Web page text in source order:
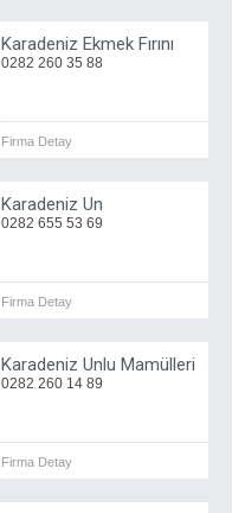
Karadeniz Ekmek Fırını
0282 260 35 88
Firma Detay
Karadeniz Un
0282 655 53 69
Firma Detay
Karadeniz Unlu Mamülleri
0282 260 14 89
Firma Detay